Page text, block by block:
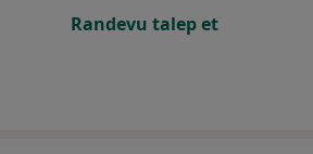
Randevu talep et